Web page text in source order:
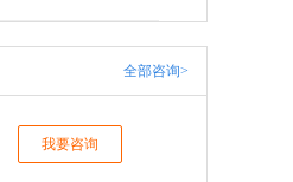
全部咨询>
我要咨询